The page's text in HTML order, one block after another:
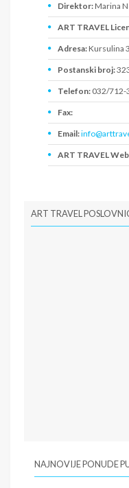
Direktor: Marina
ART TRAVEL
Adresa: Kursulina
Postanski broj:
Telefon: 032/712-
Fax:
Email:
ART TRAVEL
ART TRAVEL
NAJNOVIJE PONUDE